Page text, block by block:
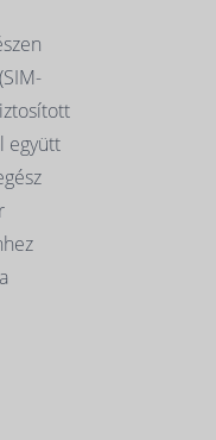
együtt